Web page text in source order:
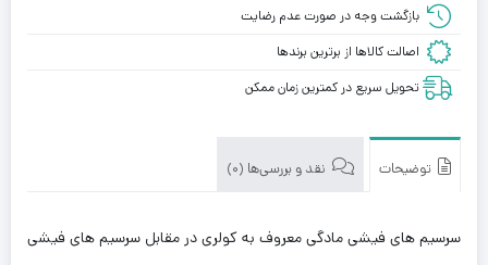
بازگشت وجه در صورت عدم رضایت
اصالت کالاها از برترین برندها
تحویل سریع در کمترین زمان ممکن
توضیحات نقد و بررسی‌ها (0)
سرسیم های فیشی مادگی معروف به کولری در مقابل سرسیم های فیشی